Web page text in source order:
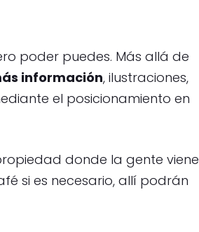
poder puedes. Más allá de
información, ilustraciones,
el posicionamiento en
donde la gente viene
si es necesario, allí podrán